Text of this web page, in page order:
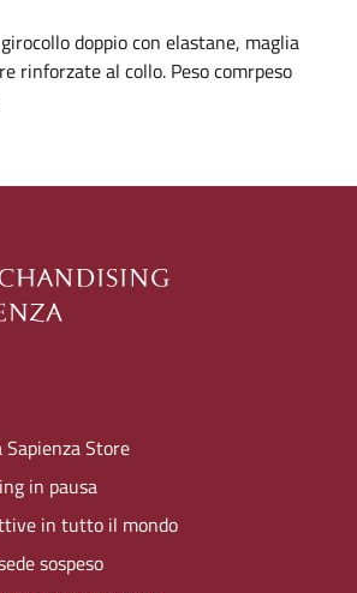
doppio con elastane, maglia
rinforzate al collo. Peso comrpeso
Store
in pausa
in tutto il mondo
sospeso